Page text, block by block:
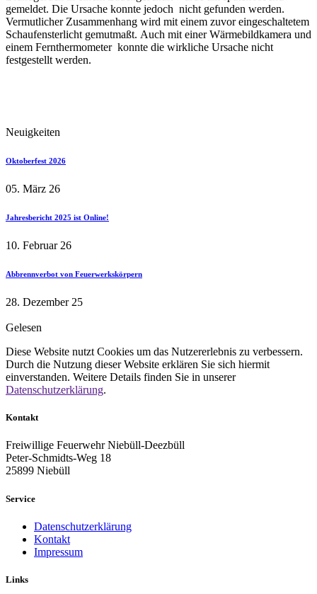
gemeldet. Die Ursache konnte jedoch nicht gefunden werden.
Vermutlicher Zusammenhang wird mit einem zuvor eingeschaltetem
Schaufensterlicht gemutmaßt. Auch mit einer Wärmebildkamera und
einem Fernthermometer konnte die wirkliche Ursache nicht
festgestellt werden.
Neuigkeiten
Oktoberfest 2026
05. März 26
Jahresbericht 2025 ist Online!
10. Februar 26
Abbrennverbot von Feuerwerkskörpern
28. Dezember 25
Gelesen
Diese Website nutzt Cookies um das Nutzererlebnis zu verbessern.
Durch die Nutzung dieser Website erklären Sie sich hiermit
einverstanden. Weitere Details finden Sie in unserer
Datenschutzerklärung.
Kontakt
Freiwillige Feuerwehr Niebüll-Deezbüll
Peter-Schmidts-Weg 18
25899 Niebüll
Service
Datenschutzerklärung
Kontakt
Impressum
Links